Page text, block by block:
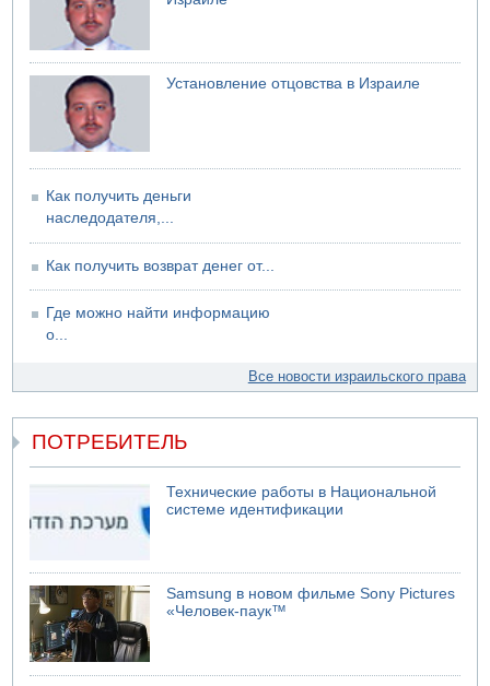
электрической компании
06.08.2026 13:07
Возле Кирьят-Арбы пожар на местности
06.08.2026 12:06
США не будут давить на Израиль в вопросе Ливана
06.08.2026 11:41
Установление отцовства в Израиле
Как получить деньги
наследодателя,...
Как получить возврат денег от...
Где можно найти информацию
о...
Все новости израильского права
ПОТРЕБИТЕЛЬ
Технические работы в Национальной
системе идентификации
Samsung в новом фильме Sony Pictures
«Человек-паук™